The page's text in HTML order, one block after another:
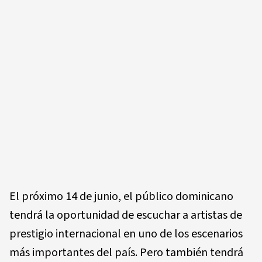
El próximo 14 de junio, el público dominicano
tendrá la oportunidad de escuchar a artistas de
prestigio internacional en uno de los escenarios
más importantes del país. Pero también tendrá